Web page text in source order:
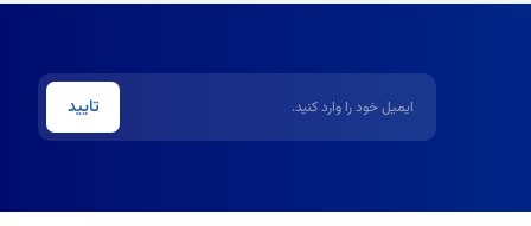
تایید